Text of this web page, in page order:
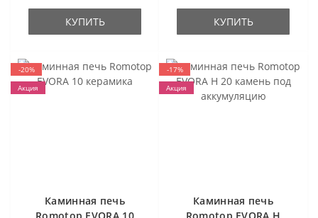
КУПИТЬ КУПИТЬ
-20%
Акция
Каминная печь
-17%
Акция
Каминная печь